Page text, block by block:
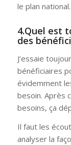
le plan
4.Quel est
des
J’essaie
bénéficiaires
évidemment
besoin. Après
besoins, ça
Il faut les
analyser la